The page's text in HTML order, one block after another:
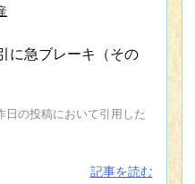
に急ブレーキ（その
の投稿において引用した
記事を読む